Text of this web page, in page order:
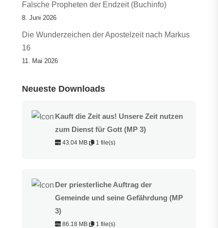
Falsche Propheten der Endzeit (Buchinfo)
8. Juni 2026
Die Wunderzeichen der Apostelzeit nach Markus
16
11. Mai 2026
Neueste Downloads
Kauft die Zeit aus! Unsere Zeit nutzen
zum Dienst für Gott (MP 3)
43.04 MB 1 file(s)
Der priesterliche Auftrag der
Gemeinde und seine Gefährdung (MP
3)
86.18 MB 1 file(s)